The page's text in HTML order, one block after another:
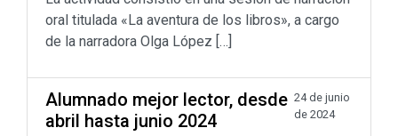
oral titulada «La aventura de los libros», a cargo
de la narradora Olga López […]
Alumnado mejor lector, desde
abril hasta junio 2024
24 de junio
de 2024